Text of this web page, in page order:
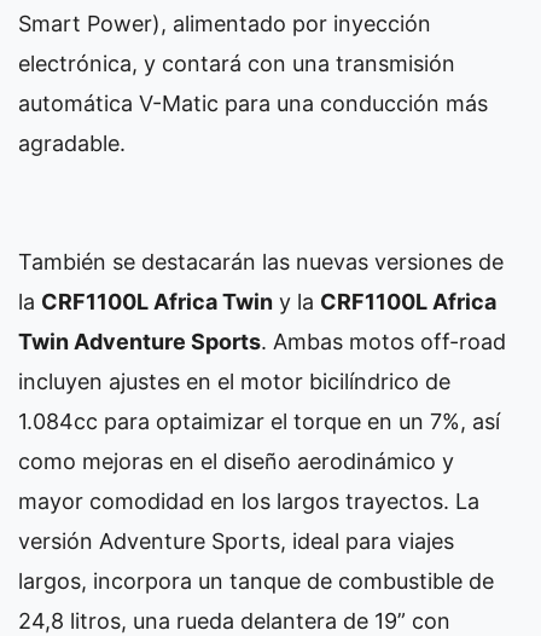
Smart Power), alimentado por inyección
electrónica, y contará con una transmisión
automática V-Matic para una conducción más
agradable.
También se destacarán las nuevas versiones de
la CRF1100L Africa Twin y la CRF1100L Africa
Twin Adventure Sports. Ambas motos off-road
incluyen ajustes en el motor bicilíndrico de
1.084cc para optaimizar el torque en un 7%, así
como mejoras en el diseño aerodinámico y
mayor comodidad en los largos trayectos. La
versión Adventure Sports, ideal para viajes
largos, incorpora un tanque de combustible de
24,8 litros, una rueda delantera de 19” con